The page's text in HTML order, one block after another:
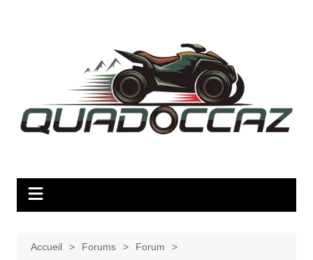
Accueil Forums
Forum